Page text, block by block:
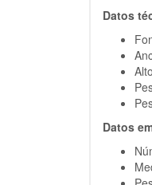
Datos
Datos